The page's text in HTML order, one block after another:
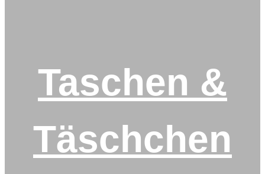
Taschen &
Täschchen